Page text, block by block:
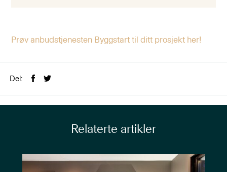
Prøv anbudstjenesten Byggstart til ditt prosjekt her!
Del:
Relaterte artikler